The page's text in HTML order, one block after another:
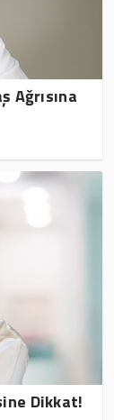
Ağrısına
Dikkat!